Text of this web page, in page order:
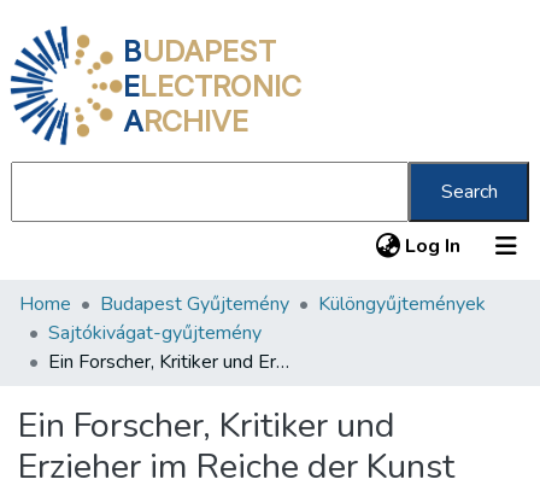
BUDAPEST
ELECTRONIC
ARCHIVE
Search
Log In (current)
Communities & Collections
All of DSpace
About us
Home Budapest Gyűjtemény
Különgyűjtemények
Sajtókivágat-gyűjtemény
Ein Forscher, Kritiker und Erzieher im Reiche der Kunst
Ein Forscher, Kritiker und
Erzieher im Reiche der Kunst